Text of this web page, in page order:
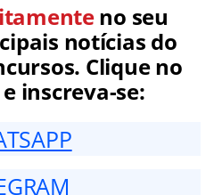
no seu
notícias do
Clique no
inscreva-se: